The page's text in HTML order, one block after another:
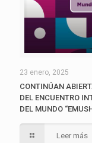
23 enero, 2025
CONTINÚAN
DEL ENCUENTRO
DEL MUNDO
Leer más